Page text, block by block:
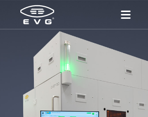
リソグラフィ装置
ナノインプリント・リソグラ
フィ（NIL）装置
IR LayerRelease™ 技術
MLE™ マスクレス・リソグ
ラフィ
About EVG
拠点一覧
ニュース
INSIDER-Jobs
EVGでのお仕事
EVGライフ
ント装置
マスクレス露光リソグラフィシステム